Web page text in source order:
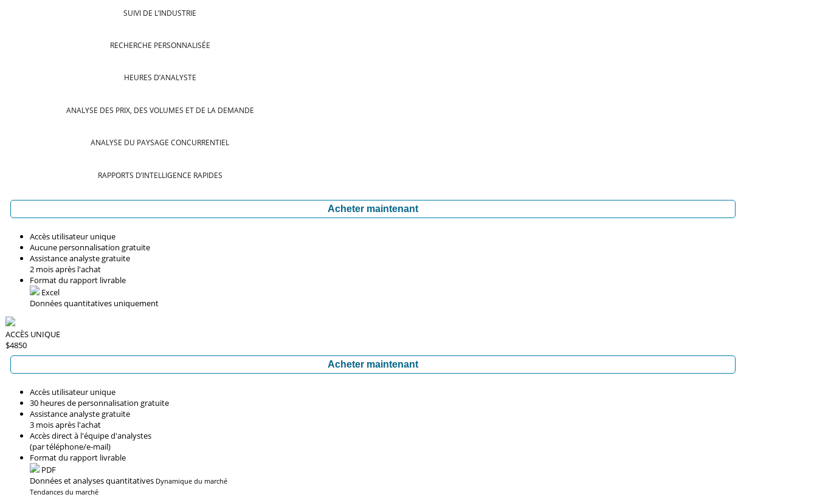
SUIVI DE L’INDUSTRIE
RECHERCHE PERSONNALISÉE
HEURES D’ANALYSTE
ANALYSE DES PRIX, DES VOLUMES ET DE LA DEMANDE
ANALYSE DU PAYSAGE CONCURRENTIEL
RAPPORTS D’INTELLIGENCE RAPIDES
Acheter maintenant
Accès utilisateur unique
Aucune personnalisation gratuite
Assistance analyste gratuite
2 mois après l'achat
Format du rapport livrable
Excel
Données quantitatives uniquement
ACCÈS UNIQUE
$4850
Acheter maintenant
Accès utilisateur unique
30 heures de personnalisation gratuite
Assistance analyste gratuite
3 mois après l'achat
Accès direct à l'équipe d'analystes
(par téléphone/e-mail)
Format du rapport livrable
PDF
Données et analyses quantitatives Dynamique du marché
Tendances du marché